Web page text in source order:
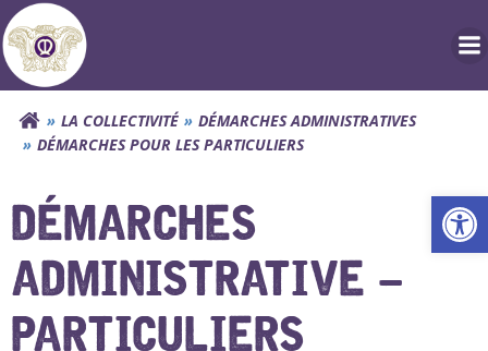
Aller
au
contenu
LA COLLECTIVITÉ
DÉMARCHES ADMINISTRATIVES
DÉMARCHES POUR LES PARTICULIERS
DÉMARCHES
ADMINISTRATIVE –
PARTICULIERS